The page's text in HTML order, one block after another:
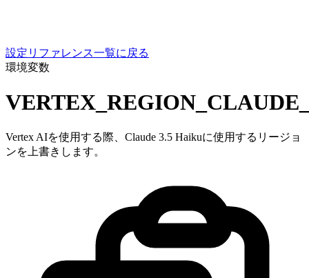
設定リファレンス一覧に戻る
環境変数
Vertex AIを使用する際、Claude 3.5 Haikuに使用するリージョ
ンを上書きします。